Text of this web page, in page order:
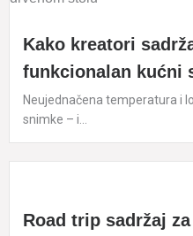
Kako kreatori
funkcionalan kućni
Neujednačena temperatura i
snimke – i...
Road trip sadržaj